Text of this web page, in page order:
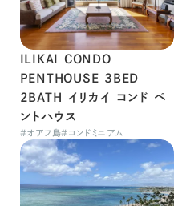
ILIKAI CONDO
PENTHOUSE 3BED
2BATH イリカイ コンド ペ
ントハウス
#オアフ島# コンドミニアム